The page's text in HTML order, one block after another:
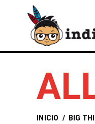
INICIO / BIG